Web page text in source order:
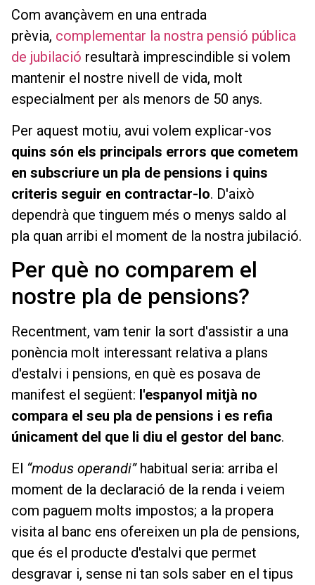
Com avançàvem en una entrada
prèvia, complementar la nostra pensió pública
de jubilació resultarà imprescindible si volem
mantenir el nostre nivell de vida, molt
especialment per als menors de 50 anys.
Per aquest motiu, avui volem explicar-vos
quins són els principals errors que cometem
en subscriure un pla de pensions i quins
criteris seguir en contractar-lo. D'això
dependrà que tinguem més o menys saldo al
pla quan arribi el moment de la nostra jubilació.
Per què no comparem el
nostre pla de pensions?
Recentment, vam tenir la sort d'assistir a una
ponència molt interessant relativa a plans
d'estalvi i pensions, en què es posava de
manifest el següent: l'espanyol mitjà no
compara el seu pla de pensions i es refia
únicament del que li diu el gestor del banc.
El “modus operandi”habitual seria: arriba el
moment de la declaració de la renda i veiem
com paguem molts impostos; a la propera
visita al banc ens ofereixen un pla de pensions,
que és el producte d'estalvi que permet
desgravar i, sense ni tan sols saber en el tipus